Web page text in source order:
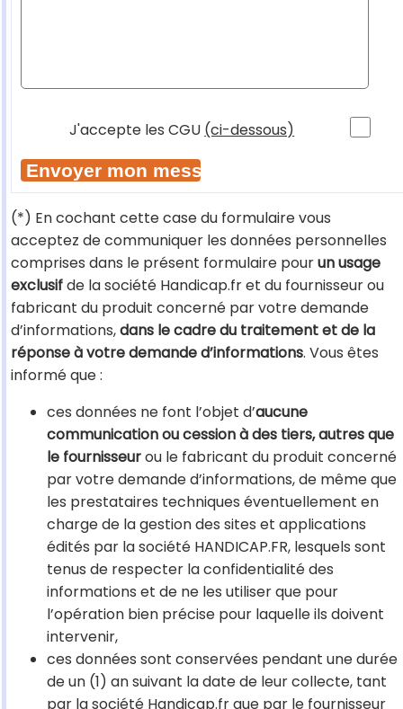
J'accepte les CGU (ci-dessous)
(*) En cochant cette case du formulaire vous
acceptez de communiquer les données personnelles
comprises dans le présent formulaire pourun usage
exclusifde la société Handicap.fr et du fournisseur ou
fabricant du produit concerné par votre demande
d’informations,dans le cadre du traitement et de la
réponse à votre demande d’informations. Vous êtes
informé que :
ces données ne font l’objet d’aucune
communication ou cession à des tiers, autres que
le fournisseurou le fabricant du produit concerné
par votre demande d’informations, de même que
les prestataires techniques éventuellement en
charge de la gestion des sites et applications
édités par la société HANDICAP.FR, lesquels sont
tenus de respecter la confidentialité des
informations et de ne les utiliser que pour
l’opération bien précise pour laquelle ils doivent
intervenir,
ces données sont conservées pendant une durée
de un (1) an suivant la date de leur collecte, tant
par la société Handicap.fr que par le fournisseur